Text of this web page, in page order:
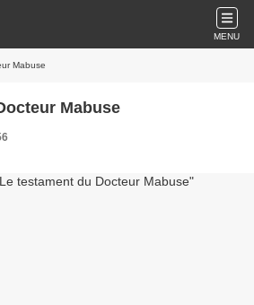
MENU
Mabuse
Mabuse